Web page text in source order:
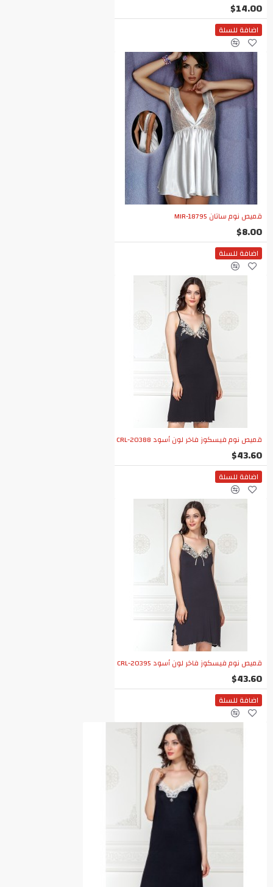
$14.00
اضافة للسلة
قميص نوم ساتان MIR-18795
$8.00
اضافة للسلة
قميص نوم فيسكوز فاخر لون أسود CRL-20388
$43.60
اضافة للسلة
قميص نوم فيسكوز فاخر لون أسود CRL-20395
$43.60
اضافة للسلة